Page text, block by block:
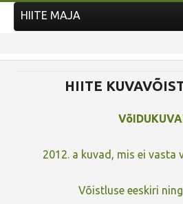
Kuvavõistlused
HIITE MAJA
HIITE
2012. a kuvad, mis ei vasta
Võistluse eeskiri